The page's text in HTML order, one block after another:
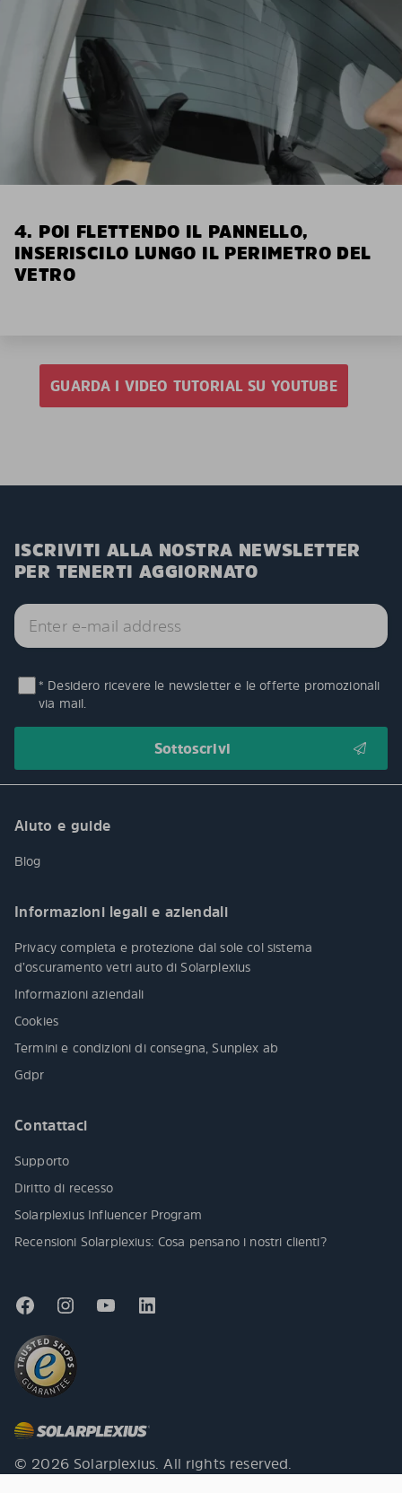
4. POI FLETTENDO IL PANNELLO,
INSERISCILO LUNGO IL PERIMETRO DEL
VETRO
GUARDA I VIDEO TUTORIAL SU YOUTUBE
ISCRIVITI ALLA NOSTRA NEWSLETTER
PER TENERTI AGGIORNATO
* Desidero ricevere le newsletter e le offerte promozionali
via mail.
Aiuto e guide
Blog
Informazioni legali e aziendali
Privacy completa e protezione dal sole col sistema
d’oscuramento vetri auto di Solarplexius
Informazioni aziendali
Cookies
Termini e condizioni di consegna, Sunplex ab
Gdpr
Contattaci
Supporto
Diritto di recesso
Solarplexius Influencer Program
Recensioni Solarplexius: Cosa pensano i nostri clienti?
© 2026 Solarplexius. All rights reserved.